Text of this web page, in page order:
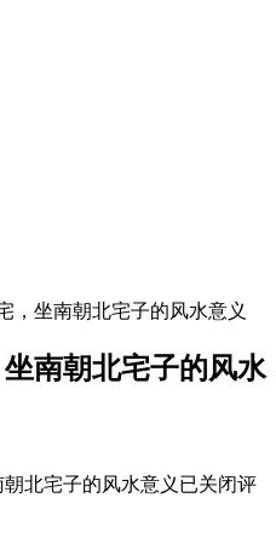
，坐南朝北宅子的风水意义
南朝北宅子的风水
北宅子的风水意义 已关闭评